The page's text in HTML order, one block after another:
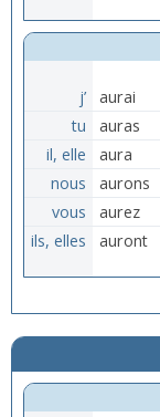
j’ aurai
tu
auras
il, elle
aura
nous
aurons
vous
aurez
ils, elles
auront